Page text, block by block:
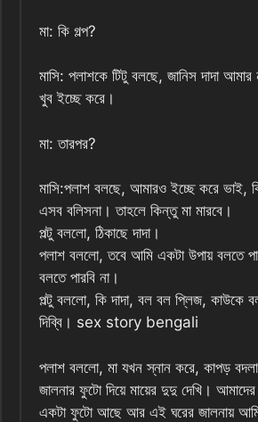
মা: কি গল্প?
মাসি: পলাশকে টিটু বলছে, জানিস দাদা আমার
খুব ইচ্ছে করে।
মা: তারপর?
মাসি:পলাশ বলছে, আমারও ইচ্ছে করে ভাই,
এসব বলিসনা। তাহলে কিন্তু মা মারবে।
পল্টু বললো, ঠিকাছে দাদা।
পলাশ বললো, তবে আমি একটা উপায় বলতে
বলতে পারবি না।
পল্টু বললো, কি দাদা, বল বল প্লিজ, কাউকে
দিব্বি। sex story bengali
পলাশ বললো, মা যখন স্নান করে, কাপড়
জালনার ফুটো দিয়ে মায়ের দুদু দেখি।
একটা ফুটো আছে আর এই ঘরের জালনায় আমি